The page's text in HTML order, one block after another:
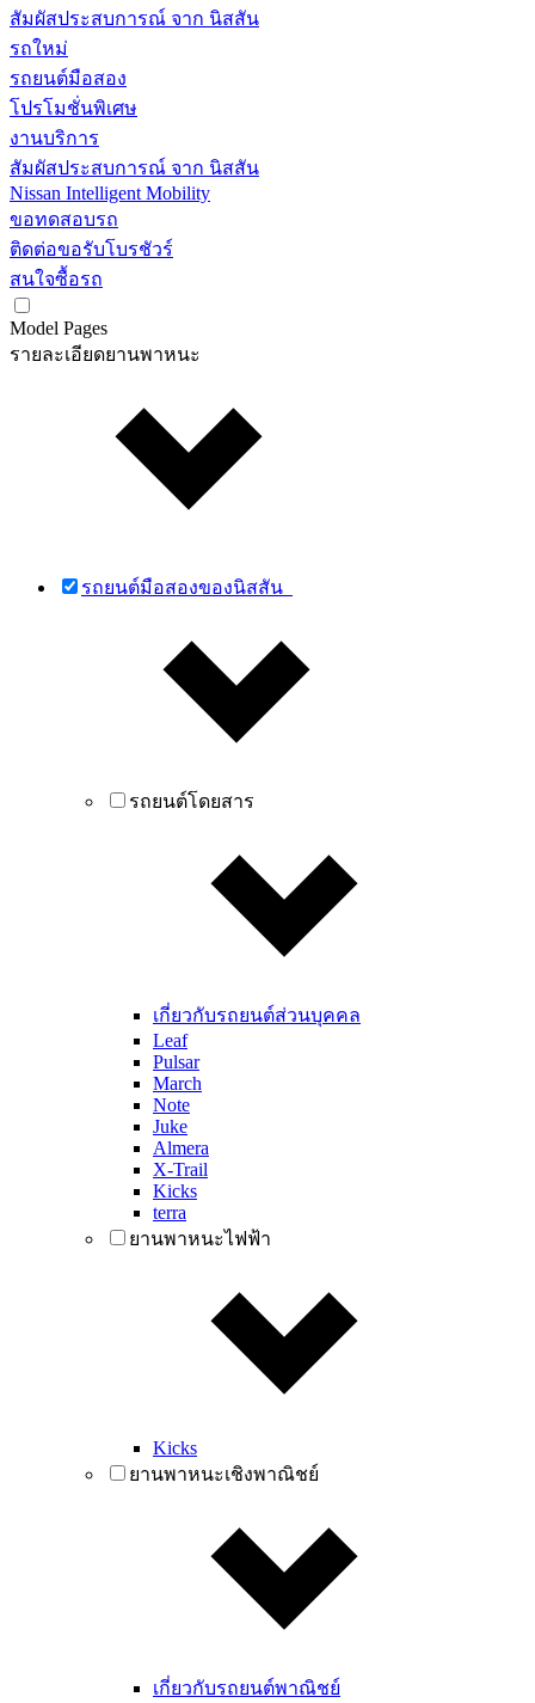
สัมผัสประสบการณ์ จาก นิสสัน
รถใหม่
รถยนต์มือสอง
โปรโมชั่นพิเศษ
งานบริการ
สัมผัสประสบการณ์ จาก นิสสัน
Nissan Intelligent Mobility
ขอทดสอบรถ
ติดต่อขอรับโบรชัวร์
สนใจซื้อรถ
Model Pages
รายละเอียดยานพาหนะ
รถยนต์มือสองของนิสสัน
รถยนต์โดยสาร
เกี่ยวกับรถยนต์ส่วนบุคคล
Leaf
Pulsar
March
Note
Juke
Almera
X-Trail
Kicks
terra
ยานพาหนะไฟฟ้า
Kicks
ยานพาหนะเชิงพาณิชย์
เกี่ยวกับรถยนต์พาณิชย์